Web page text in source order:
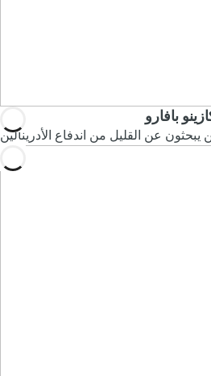
بافارو
يبحثون عن القليل من اندفاع الأدرينالين